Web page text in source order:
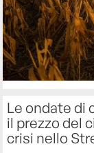
Le ondate di
il prezzo del
crisi nello